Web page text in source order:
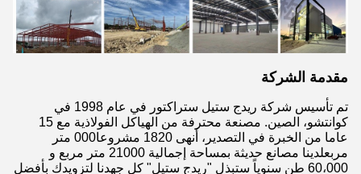
مقدمة الشركة
تم تأسيس شركة ريدج ستيل ستراكتور في عام 1998 في
كوانتشو، الصين. مصنعة محترفة من الهياكل الفولاذية مع 15
عاما من الخبرة في التصدير، أنهى 1820 مشروعا000 متر
مربعلدينا مصانع حديثة بمساحة إجمالية 21000 متر مربع و
60،000 طن سنوياً ستبذل "ريدج ستيل" كل جهدنا لتزويدك بأفضل